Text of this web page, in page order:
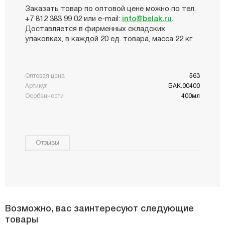
Заказать товар по оптовой цене можно по тел.
+7 812 383 99 02 или e-mail: info@belak.ru.
Доставляется в фирменных складских
упаковках, в каждой 20 ед. товара, масса 22 кг.
Оптовая цена
563
Артикул
БАК.00400
Особенности
400мл
Отзывы
Возможно, вас заинтересуют следующие
товары